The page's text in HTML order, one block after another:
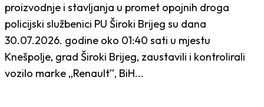
proizvodnje i stavljanja u promet opojnih droga
policijski službenici PU Široki Brijeg su dana
30.07.2026. godine oko 01:40 sati u mjestu
Knešpolje, grad Široki Brijeg, zaustavili i kontrolirali
vozilo marke „Renault”, BiH...